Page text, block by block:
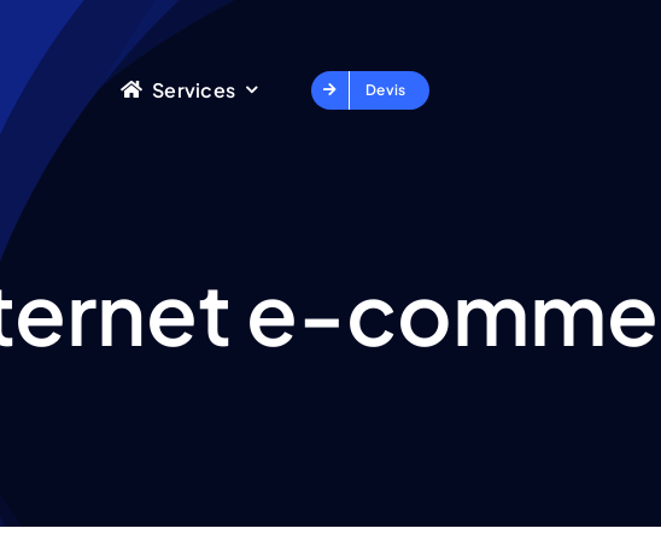
Services Devis
e-